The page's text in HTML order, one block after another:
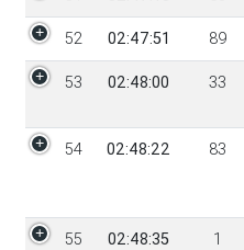
52 02:47:51 89
53 02:48:00 33
54 02:48:22 83
55 02:48:35 1